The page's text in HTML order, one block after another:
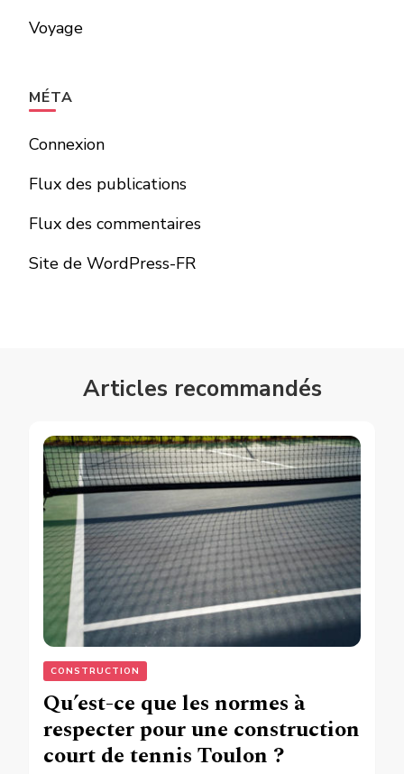
Voyage
MÉTA
Connexion
Flux des publications
Flux des commentaires
Site de WordPress-FR
Articles recommandés
CONSTRUCTION
Qu’est-ce que les normes à
respecter pour une construction
court de tennis Toulon ?